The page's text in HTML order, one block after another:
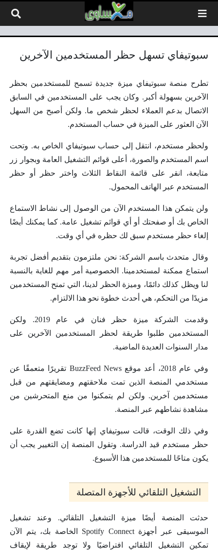
سبوتيفاي تسهل حظر المستخدمين الآخرين
تطرح منصة سبوتيفاي ميزة جديدة تسمح للمستخدمين بحظر
الآخرين بسهولة أكبر. وكان يجب على المستخدمين في السابق
الاتصال بدعم العملاء لحظر شخص ما. ولكن أصبح من السهل
الآن العثور على الميزة في حساب المستخدم.
ولحظر مستخدم، انتقل إلى حساب سبوتيفاي الخاص به. وتحت
اسم المستخدم والصورة، أعلى قوائم التشغيل العامة وبجوار زر
متابعة، انقر على قائمة النقاط الثلاث واختر حظر أو حظر
المستخدم عبر الهاتف المحمول.
ولن يتمكن هذا المستخدم الآن من الوصول إلى نشاط الاستماع
الخاص بك أو صفحتك أو أي قوائم تشغيل عامة. كما يمكنك أيضًا
إلغاء حظر مستخدم سبق لك حظره في أي وقت.
وقال متحدث باسم الشركة: نحن ملتزمون بتقديم أفضل تجربة
استماع ممكنة لمستخدمينا. الخصوصية أمر مهم للغاية بالنسبة
لنا ويظل كذلك دائمًا، وميزة الحظر لدينا، التي تمنح المستخدمين
مزيدًا من التحكم، هي أحدث خطوة نحو هذا الالتزام.
وقدمت الشركة ميزة حظر فنان في عام 2019. ولكن
المستخدمين طلبوا طريقة لحظر المستخدمين الآخرين على
مدار السنوات العديدة الماضية.
وفي عام 2018، أعد موقع BuzzFeed News تقريرًا متعمقًا عن
مستخدمي المنصة الذين تمت ملاحقتهم ومضايقتهم من قبل
مستخدمين آخرين. ولكن لم يتمكنوا من منع المتحرشين من
مشاهدة نشاطهم عبر المنصة.
وفي ذلك الوقت، قالت سبوتيفاي إنها كانت تضع القدرة على
حظر مستخدم قيد الدراسة. وتقول المنصة إن التغيير يجب أن
يكون متاحًا للمستخدمين هذا الأسبوع.
التشغيل التلقائي للأجهزة المتصلة
حدثت المنصة أيضًا ميزة التشغيل التلقائي. وعند تشغيل
الموسيقى عبر أجهزة Spotify Connect الخاصة بك، يتم الآن
تمكين التشغيل التلقائي افتراضيًا ولا توجد طريقة لإيقاف